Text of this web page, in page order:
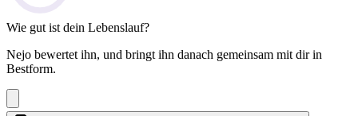
Wie gut ist dein Lebenslauf?
Nejo bewertet ihn, und bringt ihn danach gemeinsam mit dir in
Bestform.